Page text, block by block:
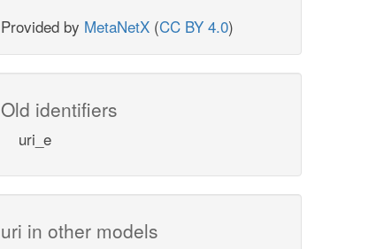
Provided by MetaNetX (CC BY 4.0)
Old identifiers
uri_e
uri in other models